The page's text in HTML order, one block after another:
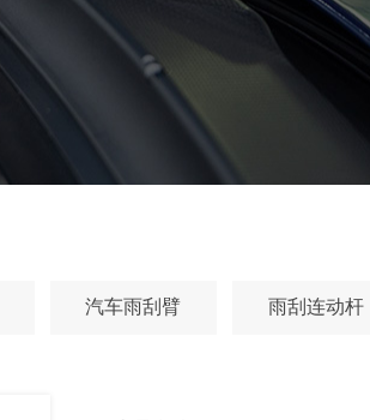
汽车雨刮臂 雨刮连动杆